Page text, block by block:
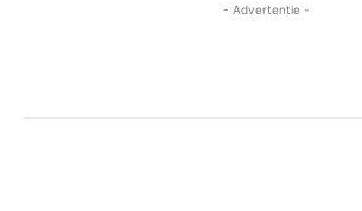
- Advertentie -